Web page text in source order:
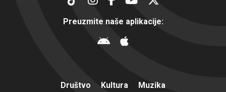
Preuzmite naše aplikacije:
Društvo Kultura
Muzika